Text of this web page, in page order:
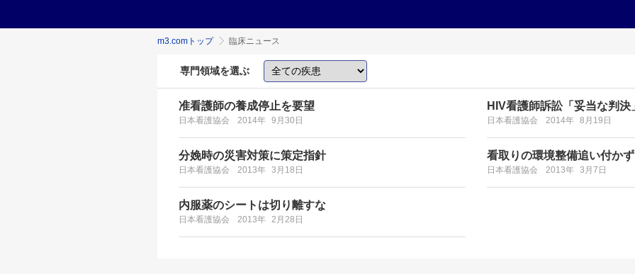
m3.comトップ 臨床ニュース
専門領域を選ぶ
准看護師の養成停止を要望
日本看護協会 2014年 9月30日
HIV看護師訴訟「妥当な判決
日本看護協会 2014年 8月19日
分娩時の災害対策に策定指針
日本看護協会 2013年 3月18日
看取りの環境整備追い付かず
日本看護協会 2013年 3月7日
内服薬のシートは切り離すな
日本看護協会 2013年 2月28日